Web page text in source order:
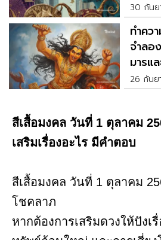
30 กัน
ทำคว
จำลอ
มารแ
26 กันย
สีเสื้อมงคล วันที่ 1 ตุลาคม
เสริมเรื่องอะไร มีคำตอบ
สีเสื้อมงคล วันที่ 1 ตุลาคม
โชคลาภ
หากต้องการเสริมดวงให้ปังเ